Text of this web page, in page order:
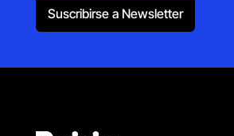
Suscribirse a Newsletter